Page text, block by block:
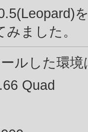
ました。
ルした環境
Quad